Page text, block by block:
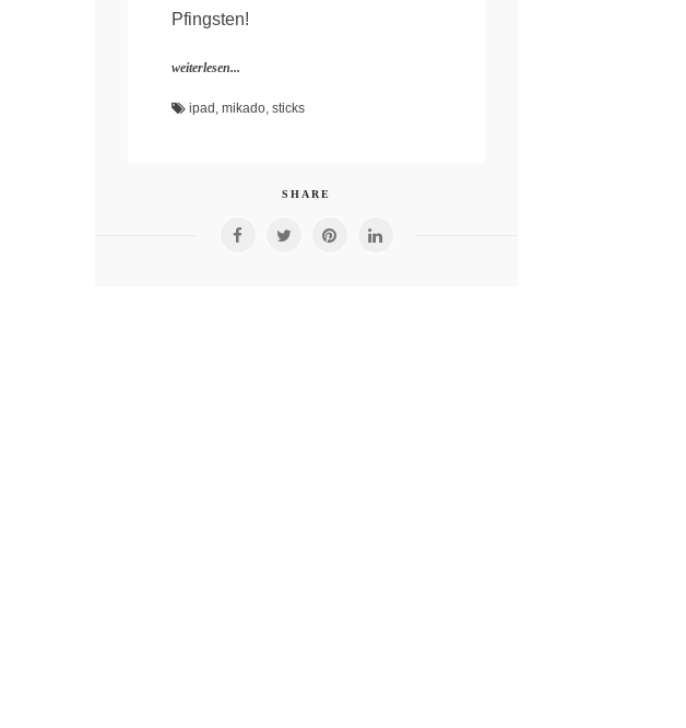
Pfingsten!
weiterlesen...
ipad , mikado, sticks
SHARE